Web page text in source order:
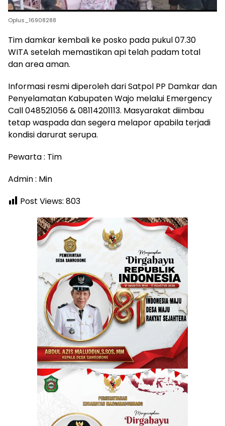
Oplus_16908288
Tim damkar kembali ke posko pada pukul 07.30
WITA setelah memastikan api telah padam total
dan area aman.
Informasi resmi diperoleh dari Satpol PP Damkar dan
Penyelamatan Kabupaten Wajo melalui Emergency
Call 048521056 & 08114201113. Masyarakat diimbau
tetap waspada dan segera melapor apabila terjadi
kondisi darurat serupa.
Pewarta : Tim
Admin : Min
Post Views: 803